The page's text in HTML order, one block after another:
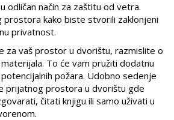
odličan način za zaštitu od vetra.
prostora kako biste stvorili zaklonjeni
privatnost.
za vaš prostor u dvorištu, razmislite o
To će vam pružiti dodatnu
požara. Udobno sedenje
prijatnog prostora u dvorištu gde
čitati knjigu ili samo uživati u